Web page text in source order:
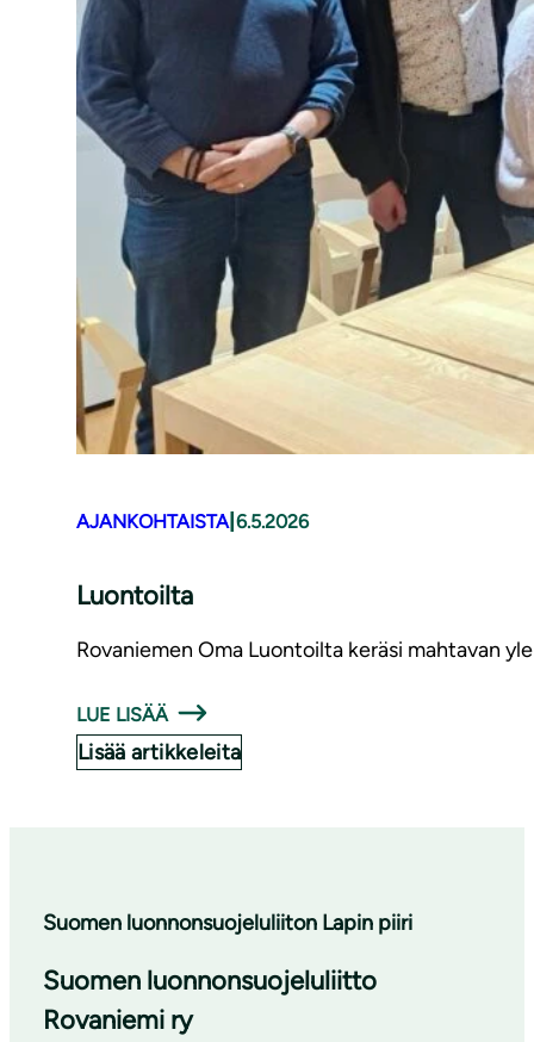
AJANKOHTAISTA| 6.5.2026
Luontoilta
Rovaniemen Oma Luontoilta keräsi mahtavan
LUE LISÄÄ
Lisää artikkeleita
Suomen luonnonsuojeluliiton Lapin piiri
Suomen luonnonsuojeluliitto
Rovaniemi ry